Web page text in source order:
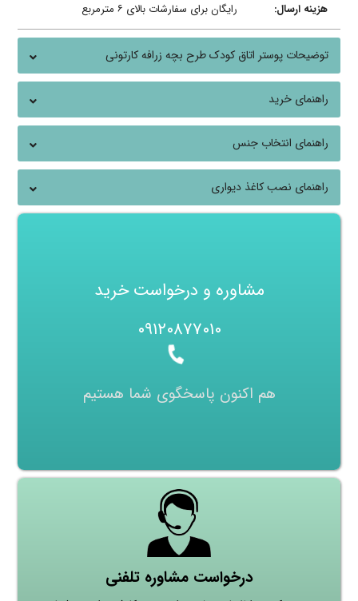
هزینه ارسال: رایگان برای سفارشات بالای ۶ مترمربع
توضیحات پوستر اتاق کودک طرح بچه زرافه کارتونی
راهنمای خرید
راهنمای انتخاب جنس
راهنمای نصب کاغذ دیواری
مشاوره و درخواست خرید
۰۹۱۲۰۸۷۷۰۱۰
هم اکنون پاسخگوی شما هستیم
درخواست مشاوره تلفنی